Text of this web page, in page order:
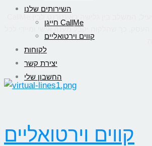
השירותים שלנו
חייגן CallMe
קווים וירטואליים
לקוחות
יצירת קשר
החשבון שלי
העסק, כך שהלקוח יקבל מענה אישי ומיידי לכל
קווים וירטואליים